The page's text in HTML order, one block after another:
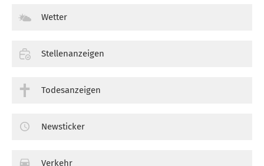
Wetter
Stellenanzeigen
Todesanzeigen
Newsticker
Verkehr